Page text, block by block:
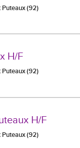
Puteaux (92)
H/F
Puteaux (92)
H/F
Puteaux (92)